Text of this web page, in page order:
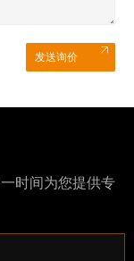
发送询价
时间为您提供专